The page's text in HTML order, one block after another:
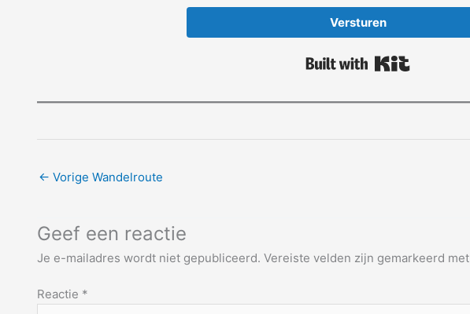
Versturen
← Vorige Wandelroute
Geef een reactie
Je e-mailadres wordt niet gepubliceerd. Vereiste velden zijn gemarkeerd met
Reactie *